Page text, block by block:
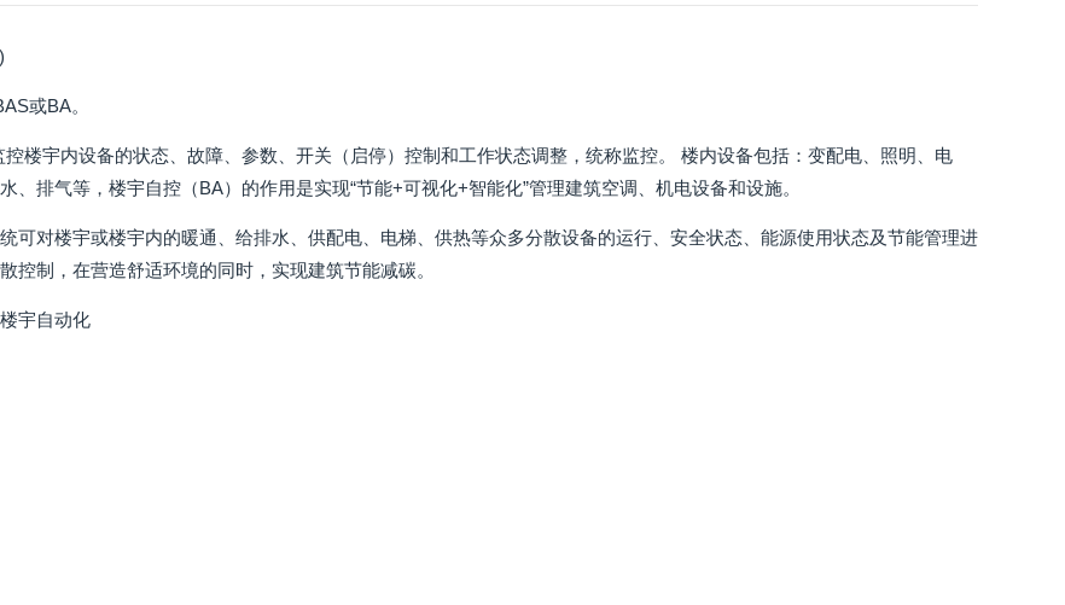
或BA。
楼宇内设备的状态、故障、参数、开关（启停）控制和工作状态调整，统称监控。 楼内设备包括：变配电、照明、电
、排气等，楼宇自控（BA）的作用是实现“节能+可视化+智能化”管理建筑空调、机电设备和设施。
可对楼宇或楼宇内的暖通、给排水、供配电、电梯、供热等众多分散设备的运行、安全状态、能源使用状态及节能管理进
控制，在营造舒适环境的同时，实现建筑节能减碳。
宇自动化